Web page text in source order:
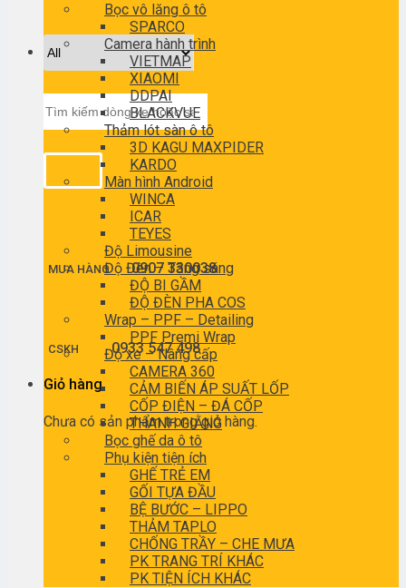
kiếm:
MUA HÀNG0907 330038
CSKH0933 547 498
Giỏ hàng
Chưa có sản phẩm trong giỏ hàng.
Bọc vô lăng ô tô
SPARCO
Camera hành trình
VIETMAP
XIAOMI
DDPAI
BLACKVUE
Thảm lót sàn ô tô
3D KAGU MAXPIDER
KARDO
Màn hình Android
WINCA
ICAR
TEYES
Độ Limousine
Độ Đèn – Tăng sáng
ĐỘ BI GẦM
ĐỘ ĐÈN PHA COS
Wrap – PPF – Detailing
PPF Premi Wrap
Độ xe – Nâng cấp
CAMERA 360
CẢM BIẾN ÁP SUẤT LỐP
CỐP ĐIỆN – ĐÁ CỐP
THANH GIẰNG
Bọc ghế da ô tô
Phụ kiện tiện ích
GHẾ TRẺ EM
GỐI TỰA ĐẦU
BỆ BƯỚC – LIPPO
THẢM TAPLO
CHỐNG TRẦY – CHE MƯA
PK TRANG TRÍ KHÁC
PK TIỆN ÍCH KHÁC